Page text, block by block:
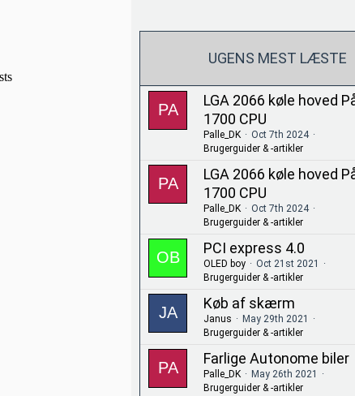
UGENS MEST LÆSTE
LGA 2066 køle hoved
1700 CPU
Palle_DK
Oct 7th 2024
Brugerguider & -artikler
LGA 2066 køle hoved
1700 CPU
Palle_DK
Oct 7th 2024
Brugerguider & -artikler
PCI express 4.0
OLED boy
Oct 21st 2021
Brugerguider & -artikler
Køb af skærm
Janus
May 29th 2021
Brugerguider & -artikler
Farlige Autonome biler
Palle_DK
May 26th 2021
Brugerguider & -artikler